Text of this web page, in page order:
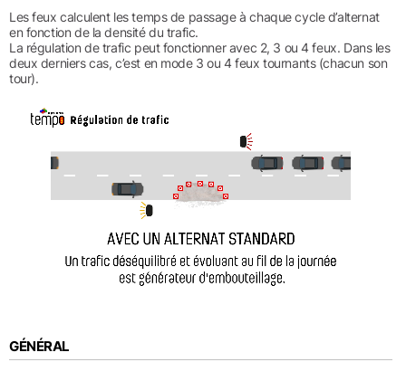
Les feux calculent les temps de passage à chaque cycle d’alternat
en fonction de la densité du trafic.
La régulation de trafic peut fonctionner avec 2, 3 ou 4 feux. Dans les
deux derniers cas, c’est en mode 3 ou 4 feux tournants (chacun son
tour).
GÉNÉRAL